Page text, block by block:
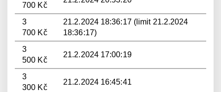
700 Kč
3
700 Kč
21.2.2024 18:36:17 (limit 21.2.2024
18:36:17)
3
500 Kč
21.2.2024 17:00:19
3
300 Kč
21.2.2024 16:45:41